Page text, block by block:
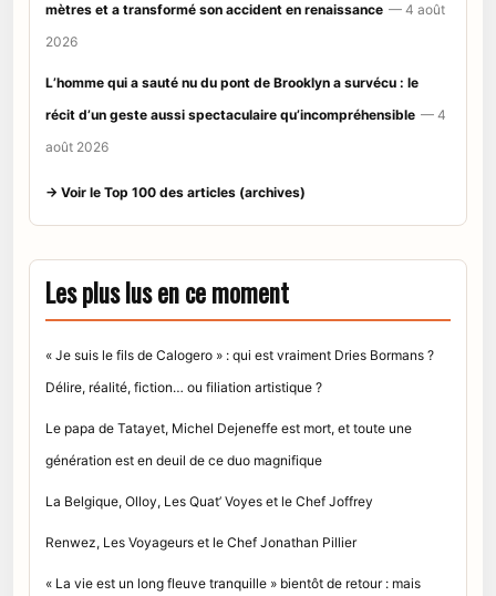
mètres et a transformé son accident en renaissance — 4 août
2026
L’homme qui a sauté nu du pont de Brooklyn a survécu : le
récit d’un geste aussi spectaculaire qu’incompréhensible — 4
août 2026
→ Voir le Top 100 des articles (archives)
Les plus lus en ce moment
« Je suis le fils de Calogero » : qui est vraiment Dries Bormans ?
Délire, réalité, fiction… ou filiation artistique ?
Le papa de Tatayet, Michel Dejeneffe est mort, et toute une
génération est en deuil de ce duo magnifique
La Belgique, Olloy, Les Quat’ Voyes et le Chef Joffrey
Renwez, Les Voyageurs et le Chef Jonathan Pillier
« La vie est un long fleuve tranquille » bientôt de retour : mais